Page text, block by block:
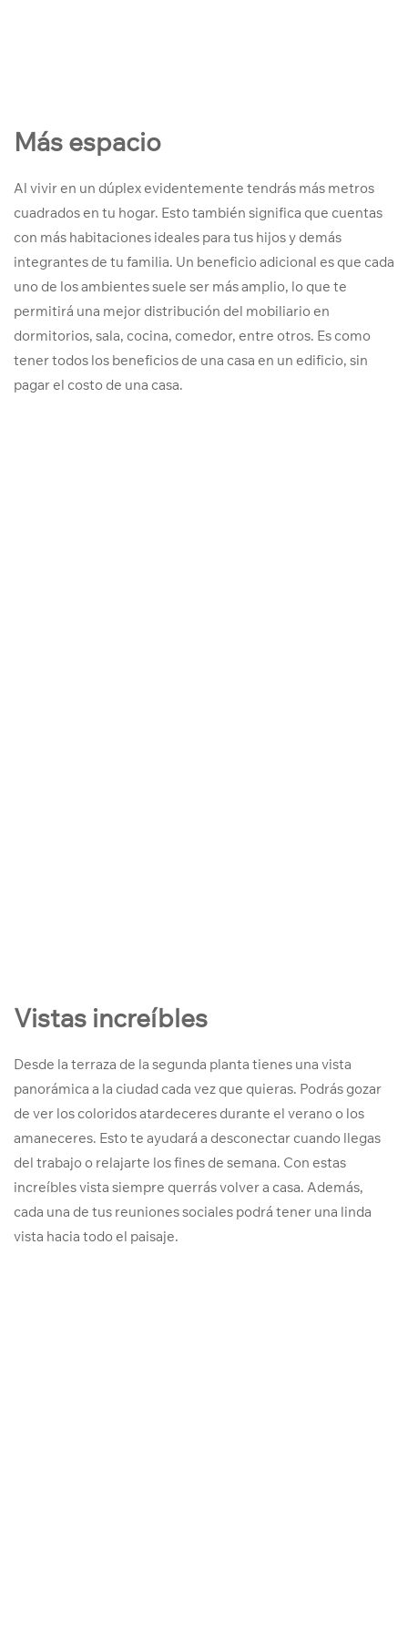
Más espacio
Al vivir en un dúplex evidentemente tendrás más metros
cuadrados en tu hogar. Esto también significa que cuentas
con más habitaciones ideales para tus hijos y demás
integrantes de tu familia. Un beneficio adicional es que cada
uno de los ambientes suele ser más amplio, lo que te
permitirá una mejor distribución del mobiliario en
dormitorios, sala, cocina, comedor, entre otros. Es como
tener todos los beneficios de una casa en un edificio, sin
pagar el costo de una casa.
Vistas increíbles
Desde la terraza de la segunda planta tienes una vista
panorámica a la ciudad cada vez que quieras. Podrás gozar
de ver los coloridos atardeceres durante el verano o los
amaneceres. Esto te ayudará a desconectar cuando llegas
del trabajo o relajarte los fines de semana. Con estas
increíbles vista siempre querrás volver a casa. Además,
cada una de tus reuniones sociales podrá tener una linda
vista hacia todo el paisaje.